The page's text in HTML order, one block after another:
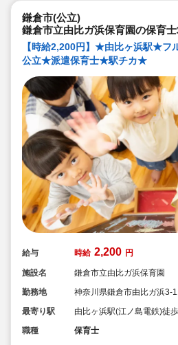
鎌倉市(公立)
鎌倉市立由比ガ浜保育園の保育士
【時給2,200円】★由比ヶ浜駅★フ
公立★派遣保育士★駅チカ★
給与 時給 2,200 円
施設名
鎌倉市立由比ガ浜保育園
勤務地
神奈川県鎌倉市由比ガ浜3-
最寄り駅
由比ヶ浜駅(江ノ島電鉄)徒
職種
保育士